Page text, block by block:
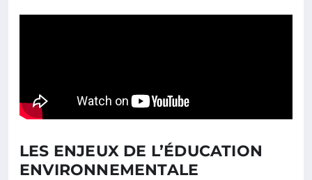
LES ENJEUX DE L’ÉDUCATION
ENVIRONNEMENTALE